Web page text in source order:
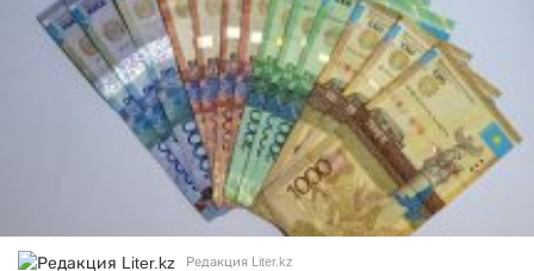
Редакция Liter.kz